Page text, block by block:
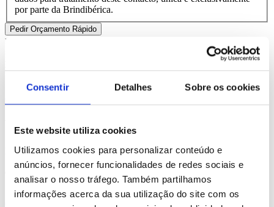
Consentir Detalhes Sobre os cookies
Este website utiliza cookies
Utilizamos cookies para personalizar conteúdo e
anúncios, fornecer funcionalidades de redes sociais e
analisar o nosso tráfego. Também partilhamos
informações acerca da sua utilização do site com os
por parte da Brindibérica.
Entrega prevista entre 5-6 dias úteis
Woods
REF. BI-PS-93830